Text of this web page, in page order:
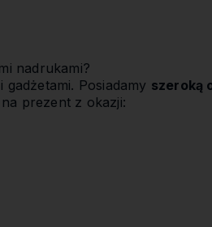
nadrukami?
Posiadamy szeroką
prezent z okazji: